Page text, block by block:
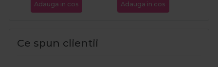
Adauga in cos Adauga in cos
Ce spun clientii